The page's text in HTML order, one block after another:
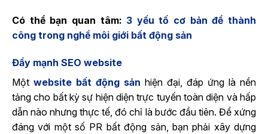
Có thể bạn quan tâm: 3 yếu tố cơ bản để thành
công trong nghề môi giới bất động sản
Đẩy mạnh SEO website
Một website bất động sản hiện đại, đáp ứng là nền
tảng cho bất kỳ sự hiện diện trực tuyến toàn diện và hấp
dẫn nào nhưng thực tế, đó chỉ là bước đầu tiên. Để xứng
đáng với một số PR bất động sản, bạn phải xây dựng